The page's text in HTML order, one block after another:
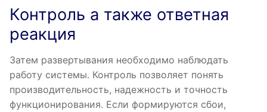
Контроль а также ответная
реакция
Затем развертывания необходимо наблюдать
работу системы. Контроль позволяет понять
производительность, надежность и точность
функционирования. Если формируются сбои,